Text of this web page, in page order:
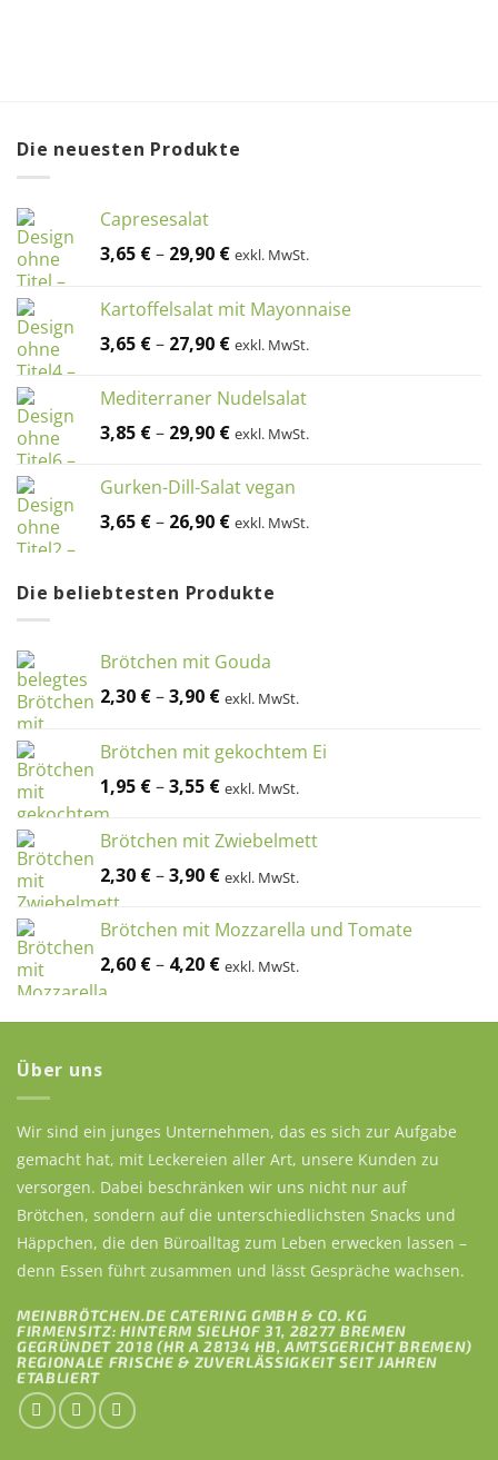
Die neuesten Produkte
Capresesalat
3,65 €– 29,90 € exkl. MwSt.
Kartoffelsalat mit Mayonnaise
3,65 €– 27,90 € exkl. MwSt.
Mediterraner Nudelsalat
3,85 €– 29,90 € exkl. MwSt.
Gurken-Dill-Salat vegan
3,65 €– 26,90 € exkl. MwSt.
Die beliebtesten Produkte
Brötchen mit Gouda
2,30 €–3,90 € exkl. MwSt.
Brötchen mit gekochtem Ei
1,95 €–3,55 € exkl. MwSt.
Brötchen mit Zwiebelmett
2,30 €–3,90 € exkl. MwSt.
Brötchen mit Mozzarella und Tomate
2,60 €– 4,20 € exkl. MwSt.
Über uns
Wir sind ein junges Unternehmen, das es sich zur Aufgabe
gemacht hat, mit Leckereien aller Art, unsere Kunden zu
versorgen. Dabei beschränken wir uns nicht nur auf
Brötchen, sondern auf die unterschiedlichsten Snacks und
Häppchen, die den Büroalltag zum Leben erwecken lassen –
denn Essen führt zusammen und lässt Gespräche wachsen.
MEINBRÖTCHEN.DE CATERING GMBH & CO. KG
FIRMENSITZ: HINTERM SIELHOF 31, 28277 BREMEN
GEGRÜNDET 2018 (HR A 28134 HB, AMTSGERICHT BREMEN)
REGIONALE FRISCHE & ZUVERLÄSSIGKEIT SEIT JAHREN
ETABLIERT